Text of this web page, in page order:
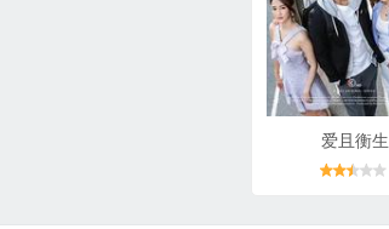
爱且衡生